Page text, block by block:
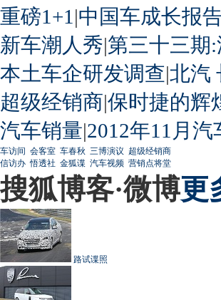
重磅1+1 |中国车成长报
新车潮人秀|第三十三期
本土车企研发调查|北汽
超级经销商|保时捷的辉
汽车销量|2012年11月
车访间 会客室 车春秋 三博演议 超级经销商
信访办 悟透社 金狐谍 汽车视频 营销点将堂
搜狐博客·微博更
路试谍照